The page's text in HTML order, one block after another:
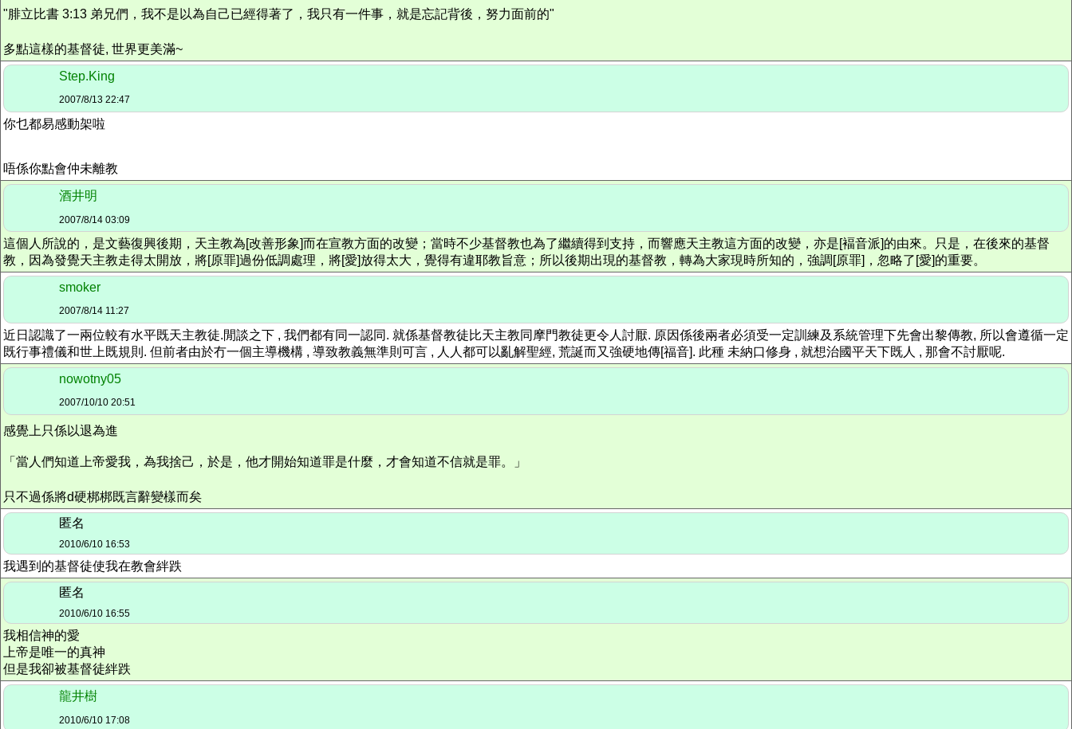
"腓立比書 3:13 弟兄們，我不是以為自己已經得著了，我只有一件事，就是忘記背後，努力面前的"
多點這樣的基督徒, 世界更美滿~
Step.King
2007/8/13 22:47
你乜都易感動架啦
唔係你點會仲未離教
酒井明
2007/8/14 03:09
這個人所說的，是文藝復興後期，天主教為[改善形象]而在宣教方面的改變；當時不少基督教也為了繼續得到支持，而響應天主教這方面的改變，亦是[褔音派]的由來。只是，在後來的基督
教，因為發覺天主教走得太開放，將[原罪]過份低調處理，將[愛]放得太大，覺得有違耶教旨意；所以後期出現的基督教，轉為大家現時所知的，強調[原罪]，忽略了[愛]的重要。
smoker
2007/8/14 11:27
近日認識了一兩位較有水平既天主教徒.閒談之下 , 我們都有同一認同. 就係基督教徒比天主教同摩門教徒更令人討厭. 原因係後兩者必須受一定訓練及系統管理下先會出黎傳教, 所以會遵循一定
既行事禮儀和世上既規則. 但前者由於冇一個主導機構 , 導致教義無準則可言 , 人人都可以亂解聖經, 荒誕而又強硬地傳[福音]. 此種 未納口修身 , 就想治國平天下既人 , 那會不討厭呢.
nowotny05
2007/10/10 20:51
感覺上只係以退為進
「當人們知道上帝愛我，為我捨己，於是，他才開始知道罪是什麼，才會知道不信就是罪。」
只不過係將d硬梆梆既言辭變樣而矣
匿名
2010/6/10 16:53
我遇到的基督徒使我在教會絆跌
匿名
2010/6/10 16:55
我相信神的愛
上帝是唯一的真神
但是我卻被基督徒絆跌
龍井樹
2010/6/10 17:08